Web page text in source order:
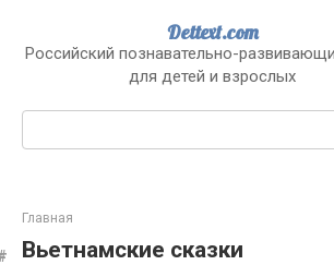
контенту
Dettext.com
Российский познавательно-
для детей и взрослых
Поиск:
Главная
Вьетнамские сказки